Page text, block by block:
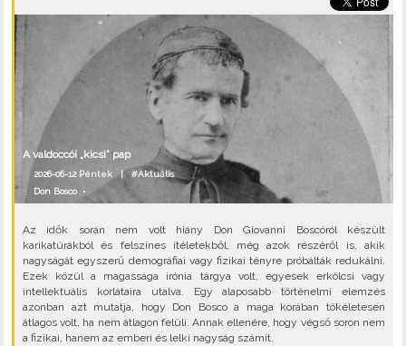
A valdoccói „kicsi” pap
2026-06-12 Péntek |#Aktuális
Don Bosco•
Az idők során nem volt hiány Don Giovanni Boscóról készült
karikatúrákból és felszínes ítéletekből, még azok részéről is, akik
nagyságát egyszerű demográfiai vagy fizikai tényre próbálták redukálni.
Ezek közül a magassága irónia tárgya volt, egyesek erkölcsi vagy
intellektuális korlátaira utalva. Egy alaposabb történelmi elemzés
azonban azt mutatja, hogy Don Bosco a maga korában tökéletesen
átlagos volt, ha nem átlagon felüli. Annak ellenére, hogy végső soron nem
a fizikai, hanem az emberi és lelki nagyság számít.